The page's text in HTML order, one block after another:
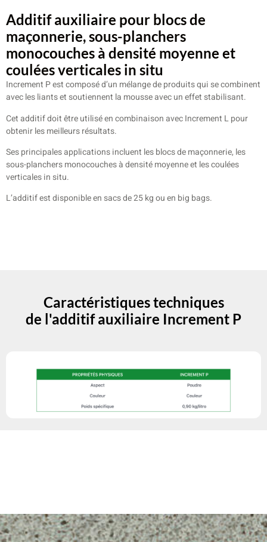
Additif auxiliaire pour blocs de
maçonnerie, sous-planchers
monocouches à densité moyenne et
coulées verticales in situ
Increment P est composé d’un mélange de produits qui se combinent
avec les liants et soutiennent la mousse avec un effet stabilisant.
Cet additif doit être utilisé en combinaison avec Increment L pour
obtenir les meilleurs résultats.
Ses principales applications incluent les blocs de maçonnerie, les
sous-planchers monocouches à densité moyenne et les coulées
verticales in situ.
L’additif est disponible en sacs de 25 kg ou en big bags.
Caractéristiques techniques
de l'additif auxiliaire Increment P